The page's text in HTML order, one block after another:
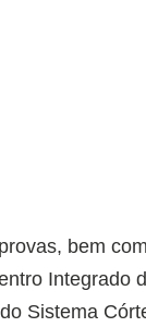
bem
Integrado
Sistema